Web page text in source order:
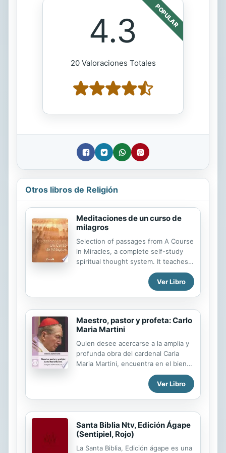
POPULAR
4.3
20 Valoraciones Totales
Otros libros de Religión
Meditaciones de un curso de
milagros
Selection of passages from A Course
in Miracles, a complete self-study
spiritual thought system. It teaches
that the way to universal love and
peace????????????or remembering
God????????????is by undoing guilt
Course thus focuses on the healing
of relationships and making them
holy. Even though the language of
the Course is that of traditional
Christianity, it expresses a non-
sectarian, non-denominational
spirituality. A Course in Miracles
therefore is a universal spiritual
Ver Libro
Maestro, pastor y profeta: Carlo
Maria Martini
Quien desee acercarse a la amplia y
profunda obra del cardenal Carla
Maria Martini, encuentra en el bien
analizado y documentado trabajo del
doctor Antonio Copello Faccini un
material inmejorable para lograrlo. [
«Cátedra de los no creyentes» el
profundo y didáctico intercambio
epistolar del cardenal Martini con
Humberto Eco sobre la posibilidad de
Ver Libro
Santa Biblia Ntv, Edición Ágape
(Sentipiel, Rojo)
La Santa Biblia, Edición ágape es una